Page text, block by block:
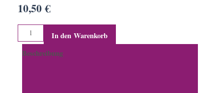
10,50€
In den Warenkorb
Beschreibung